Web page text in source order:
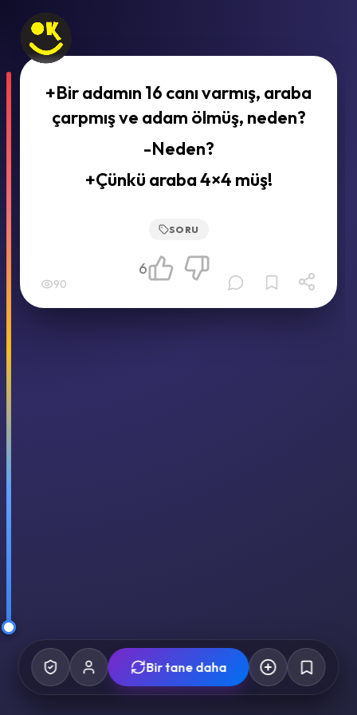
+Bir adamın 16 canı varmış, araba
çarpmış ve adam ölmüş, neden?
-Neden?
+Çünkü araba 4×4 müş!
SORU
90
6
Bir tane daha